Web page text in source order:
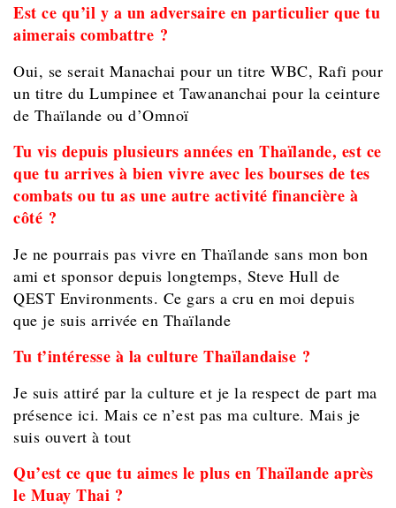
Est ce qu’il y a un adversaire en particulier que tu
aimerais combattre ?
Oui, se serait Manachai pour un titre WBC, Rafi pour
un titre du Lumpinee et Tawananchai pour la ceinture
de Thaïlande ou d’Omnoï
Tu vis depuis plusieurs années en Thaïlande, est ce
que tu arrives à bien vivre avec les bourses de tes
combats ou tu as une autre activité financière à
côté ?
Je ne pourrais pas vivre en Thaïlande sans mon bon
ami et sponsor depuis longtemps, Steve Hull de
QEST Environments. Ce gars a cru en moi depuis
que je suis arrivée en Thaïlande
Tu t’intéresse à la culture Thaïlandaise ?
Je suis attiré par la culture et je la respect de part ma
présence ici. Mais ce n’est pas ma culture. Mais je
suis ouvert à tout
Qu’est ce que tu aimes le plus en Thaïlande après
le Muay Thai ?